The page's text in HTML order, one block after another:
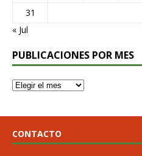
31
« Jul
PUBLICACIONES POR MES
CONTACTO